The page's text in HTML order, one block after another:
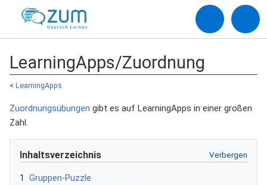
LearningApps/Zuordnung
< LearningApps
Zuordnungsübungen gibt es auf LearningApps in einer großen
Zahl.
Inhaltsverzeichnis
1
Gruppen-Puzzle